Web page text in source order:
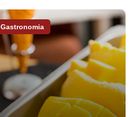
Gastronomia